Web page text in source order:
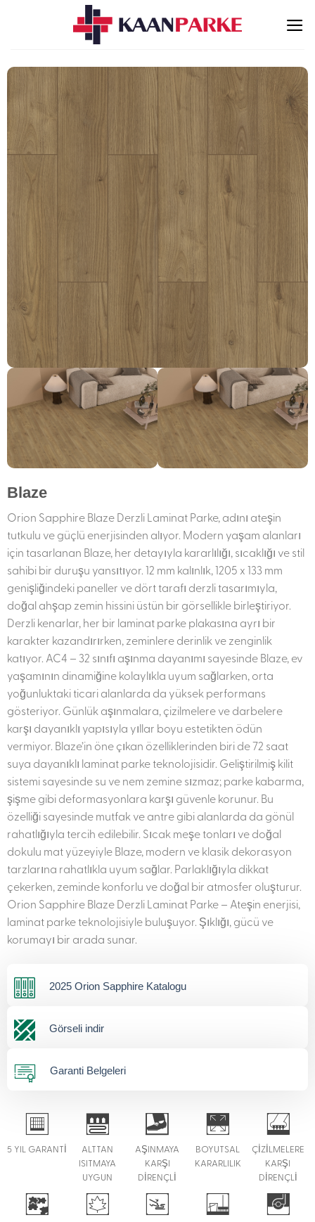
Blaze
Orion Sapphire Blaze Derzli Laminat Parke, adını ateşin
tutkulu ve güçlü enerjisinden alıyor. Modern yaşam alanları
için tasarlanan Blaze, her detayıyla kararlılığı, sıcaklığı ve stil
sahibi bir duruşu yansıtıyor. 12 mm kalınlık, 1205 x 133 mm
genişliğindeki paneller ve dört tarafı derzli tasarımıyla,
doğal ahşap zemin hissini üstün bir görsellikle birleştiriyor.
Derzli kenarlar, her bir laminat parke plakasına ayrı bir
karakter kazandırırken, zeminlere derinlik ve zenginlik
katıyor. AC4 – 32 sınıfı aşınma dayanımı sayesinde Blaze, ev
yaşamının dinamiğine kolaylıkla uyum sağlarken, orta
yoğunluktaki ticari alanlarda da yüksek performans
gösteriyor. Günlük aşınmalara, çizilmelere ve darbelere
karşı dayanıklı yapısıyla yıllar boyu estetikten ödün
vermiyor. Blaze’in öne çıkan özelliklerinden biri de 72 saat
suya dayanıklı laminat parke teknolojisidir. Geliştirilmiş kilit
sistemi sayesinde su ve nem zemine sızmaz; parke kabarma,
şişme gibi deformasyonlara karşı güvenle korunur. Bu
özelliği sayesinde mutfak ve antre gibi alanlarda da gönül
rahatlığıyla tercih edilebilir. Sıcak meşe tonları ve doğal
dokulu mat yüzeyiyle Blaze, modern ve klasik dekorasyon
tarzlarına rahatlıkla uyum sağlar. Parlaklığıyla dikkat
çekerken, zeminde konforlu ve doğal bir atmosfer oluşturur.
Orion Sapphire Blaze Derzli Laminat Parke – Ateşin enerjisi,
laminat parke teknolojisiyle buluşuyor. Şıklığı, gücü ve
korumayı bir arada sunar.
2025 Orion Sapphire Katalogu
Görseli indir
Garanti Belgeleri
5 YIL GARANTİ
ALTTAN
ISITMAYA
UYGUN
AŞINMAYA
KARŞI
DİRENÇLİ
BOYUTSAL
KARARLILIK
ÇİZİLMELERE
KARŞI
DİRENÇLİ